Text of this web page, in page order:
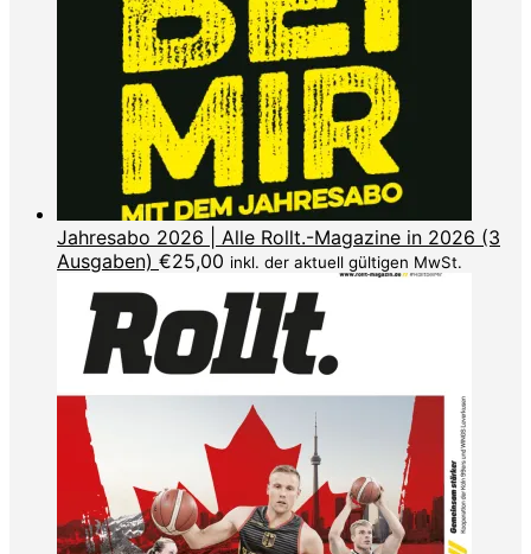
Jahresabo 2026 | Alle Rollt.-Magazine in 2026 (3
Ausgaben) €25,00 inkl. der aktuell gültigen MwSt.